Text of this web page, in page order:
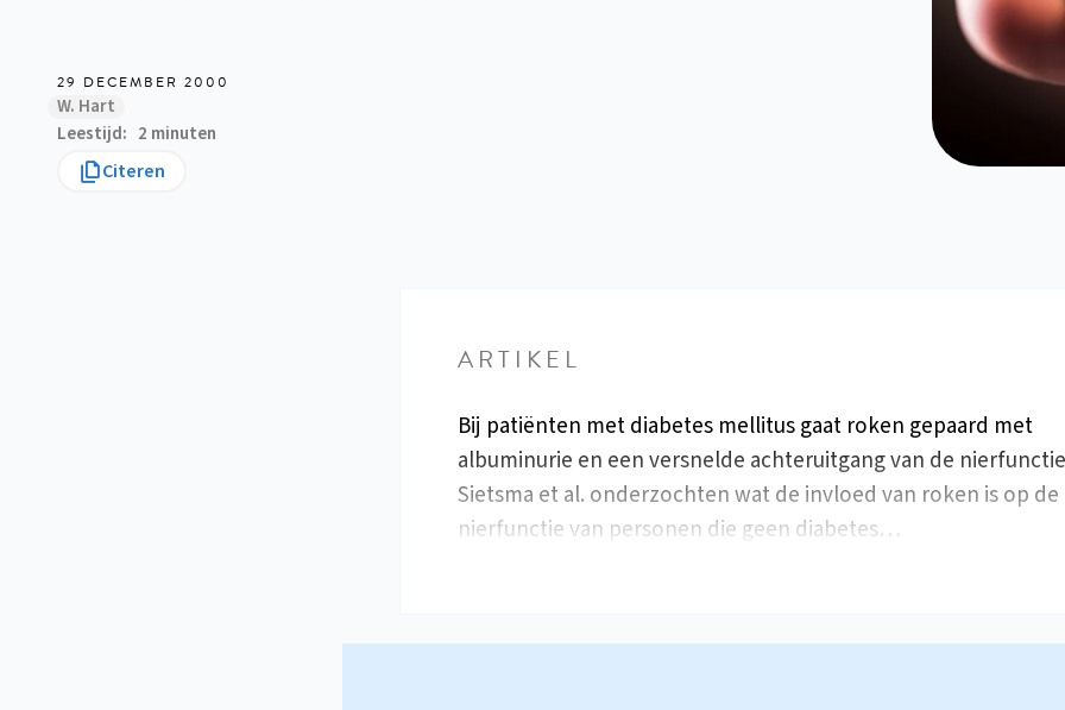
29 DECEMBER 2000
W. Hart
Leestijd
2 minuten
Citeren
ARTIKEL
Bij patiënten met diabetes mellitus gaat roken gepaard met
albuminurie en een versnelde achteruitgang van de
Sietsma et al. onderzochten wat de invloed van roken is op de
nierfunctie van personen die geen diabetes…